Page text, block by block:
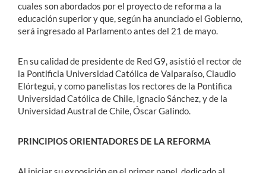
cuales son abordados por el proyecto de reforma a la
educación superior y que, según ha anunciado el Gobierno,
será ingresado al Parlamento antes del 21 de mayo.
En su calidad de presidente de Red G9, asistió el rector de
la Pontificia Universidad Católica de Valparaíso, Claudio
Elórtegui, y como panelistas los rectores de la Pontifica
Universidad Católica de Chile, Ignacio Sánchez, y de la
Universidad Austral de Chile, Óscar Galindo.
PRINCIPIOS ORIENTADORES DE LA REFORMA